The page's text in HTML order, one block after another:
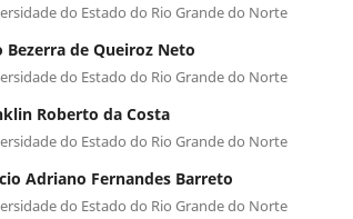
do Estado do Rio Grande do Norte
Bezerra de Queiroz Neto
do Estado do Rio Grande do Norte
Roberto da Costa
do Estado do Rio Grande do Norte
Adriano Fernandes Barreto
do Estado do Rio Grande do Norte